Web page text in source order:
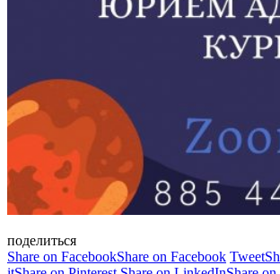
поделиться
Share on FacebookShare on Facebook Tweet